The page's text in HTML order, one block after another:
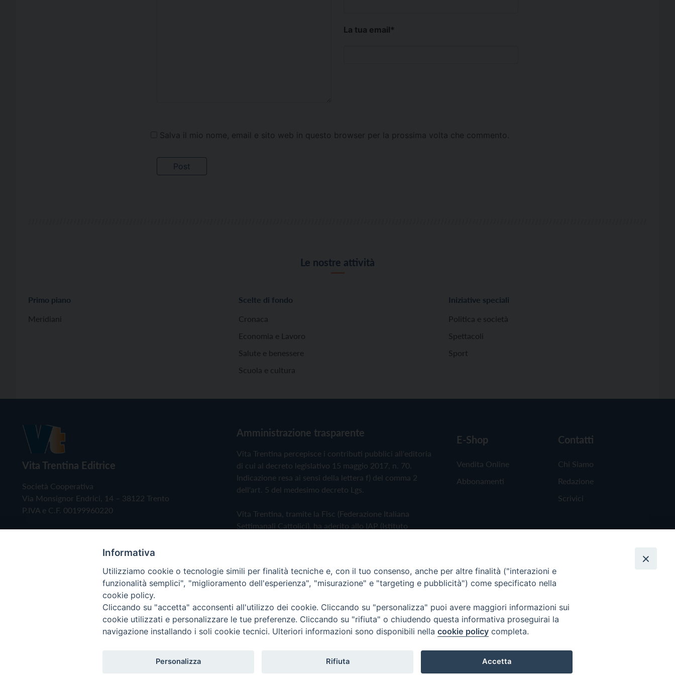
La tua email*
Salva il mio nome, email e sito web in questo browser per la prossima volta che commento.
Le nostre attività
Primo piano
Meridiani
Scelte di fondo
Cronaca
Economia e Lavoro
Salute e benessere
Scuola e cultura
Iniziative speciali
Politica e società
Spettacoli
Sport
Vita Trentina Editrice
Società Cooperativa
Via Monsignor Endrici, 14 – 38122 Trento
P.IVA e C.F. 00199960220
Amministrazione trasparente
Vita Trentina percepisce i contributi pubblici all'editoria
di cui al decreto legislativo 15 maggio 2017, n. 70.
Indicazione resa ai sensi della lettera f) del comma 2
dell'art. 5 del medesimo decreto Lgs.
Vita Trentina, tramite la Fisc (Federazione Italiana
Settimanali Cattolici), ha aderito allo IAP (Istituto
Privacy Policy Cookie Policy
E-Shop
Vendita Online
Abbonamenti
Contatti
Chi Siamo
Redazione
Scrivici
Copyright © 2019 - Tutti i diritti riservati - Vita Trentina Editrice
Informativa
Utilizziamo cookie o tecnologie simili per finalità tecniche e, con il tuo consenso, anche per altre finalità ("interazioni e
funzionalità semplici", "miglioramento dell'esperienza", "misurazione" e "targeting e pubblicità") come specificato nella
cookie policy.
Cliccando su "accetta" acconsenti all'utilizzo dei cookie. Cliccando su "personalizza" puoi avere maggiori informazioni sui
cookie utilizzati e personalizzare le tue preferenze. Cliccando su "rifiuta" o chiudendo questa informativa proseguirai la
navigazione installando i soli cookie tecnici. Ulteriori informazioni sono disponibili nella cookie policy completa.
Personalizza Rifiuta Accetta